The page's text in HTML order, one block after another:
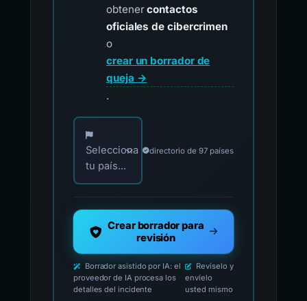
obtenercontactos
oficiales de cibercrimen
o
crear un borrador de
queja →
.
Elija su país para los contactos oficiales de
Selecciona
tu país...
directorio de 97 países
Crear borrador para
revisión
Borrador asistido por IA: el
proveedor de IA procesa los
detalles del incidente
Revíselo y
envíelo
usted mismo